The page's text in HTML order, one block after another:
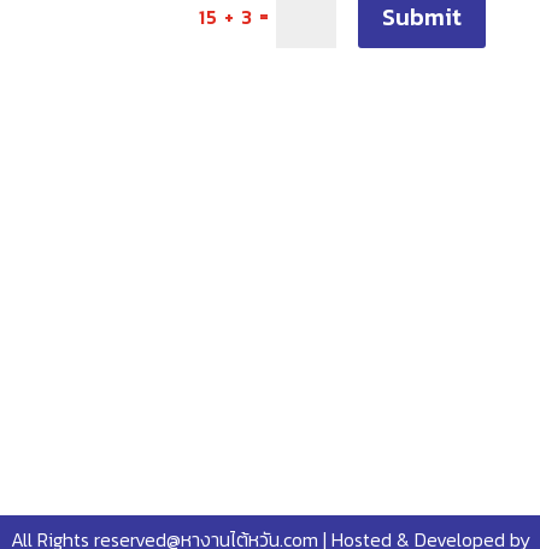
15 + 3 = Submit
All Rights reserved@หางานไต้หวัน.com | Hosted & Developed by